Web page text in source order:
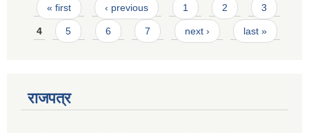
Pages
« first ‹ previous 1 2 3
4 5 6 7 next › last »
राजपत्र